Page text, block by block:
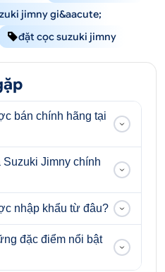
jimny gi&aacute;
đặt cọc suzuki jimny
bán chính hãng tại
Jimny chính
nhập khẩu từ đâu?
đặc điểm nổi bật